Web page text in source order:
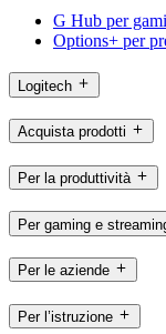
G Hub per
Options+ per
Logitech
Acquista prodotti
Per la produttività
Per gaming e
Per le aziende
Per l’istruzione